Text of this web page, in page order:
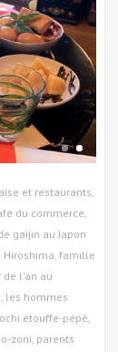
et restaurants,
du commerce,
gaijin au Japon
Hiroshima, famille
de l'an au
, les hommes
étouffe-pépé,
o-zoni, parents